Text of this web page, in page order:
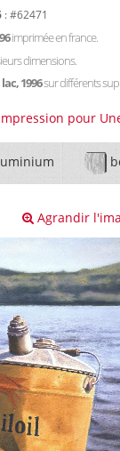
: #62471
imprimée en france.
dimensions.
1996sur différents
pour
Agrandir